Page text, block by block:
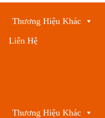
Thương Hiệu Khác
Liên Hệ
Thương Hiệu Khác